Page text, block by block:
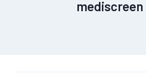
mediscreen